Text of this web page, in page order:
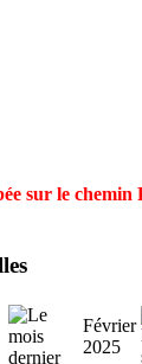
sur le chemin
Février
2025